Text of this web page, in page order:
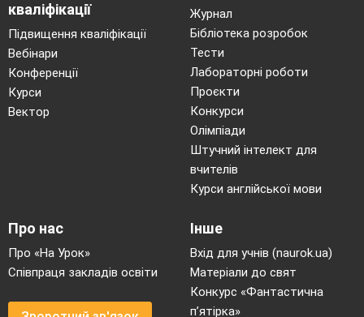
кваліфікації
Підвищення кваліфікації
Вебінари
Конференції
Курси
Вектор
Журнал
Бібліотека розробок
Тести
Лабораторні роботи
Проєкти
Конкурси
Олімпіади
Штучний інтелект для
вчителів
Курси англійської мови
Про нас
Про «На Урок»
Співпраця закладів освіти
Інше
Вхід для учнів (naurok.ua)
Матеріали до свят
Конкурс «Фантастична
п’ятірка»